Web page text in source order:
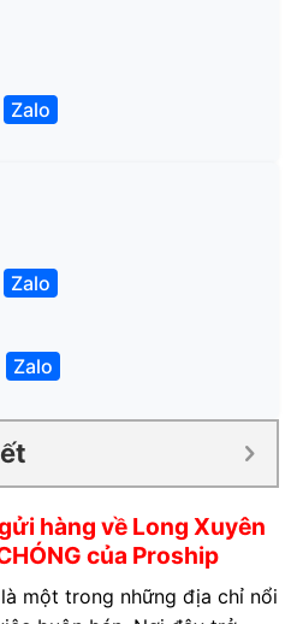
Zalo
Zalo
Zalo
hàng về Long Xuyên
của Proship
một trong những địa chỉ nổi